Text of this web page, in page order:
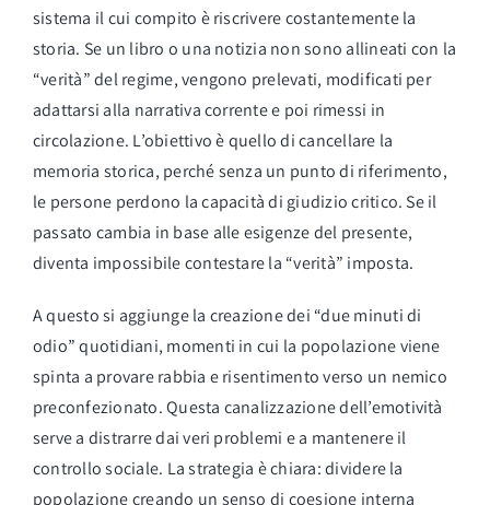
sistema il cui compito è riscrivere costantemente la
storia. Se un libro o una notizia non sono allineati con la
“verità” del regime, vengono prelevati, modificati per
adattarsi alla narrativa corrente e poi rimessi in
circolazione. L’obiettivo è quello di cancellare la
memoria storica, perché senza un punto di riferimento,
le persone perdono la capacità di giudizio critico. Se il
passato cambia in base alle esigenze del presente,
diventa impossibile contestare la “verità” imposta.
A questo si aggiunge la creazione dei “due minuti di
odio” quotidiani, momenti in cui la popolazione viene
spinta a provare rabbia e risentimento verso un nemico
preconfezionato. Questa canalizzazione dell’emotività
serve a distrarre dai veri problemi e a mantenere il
controllo sociale. La strategia è chiara: dividere la
popolazione creando un senso di coesione interna